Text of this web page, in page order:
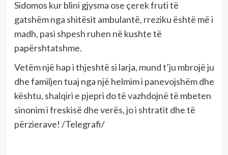
Sidomos kur blini gjysma ose çerek fruti të
gatshëm nga shitësit ambulantë, rreziku është më i
madh, pasi shpesh ruhen në kushte të
papërshtatshme.
Vetëm një hap i thjeshtë si larja, mund t’ju mbrojë ju
dhe familjen tuaj nga një helmim i panevojshëm dhe
kështu, shalqiri e pjepri do të vazhdojnë të mbeten
sinonim i freskisë dhe verës, jo i shtratit dhe të
përzierave! /Telegrafi/